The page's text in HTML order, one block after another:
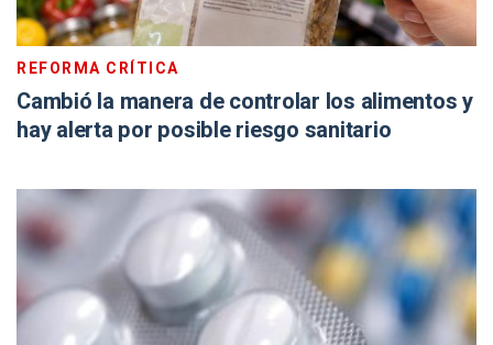
REFORMA CRÍTICA
Cambió la manera de controlar los alimentos y
hay alerta por posible riesgo sanitario